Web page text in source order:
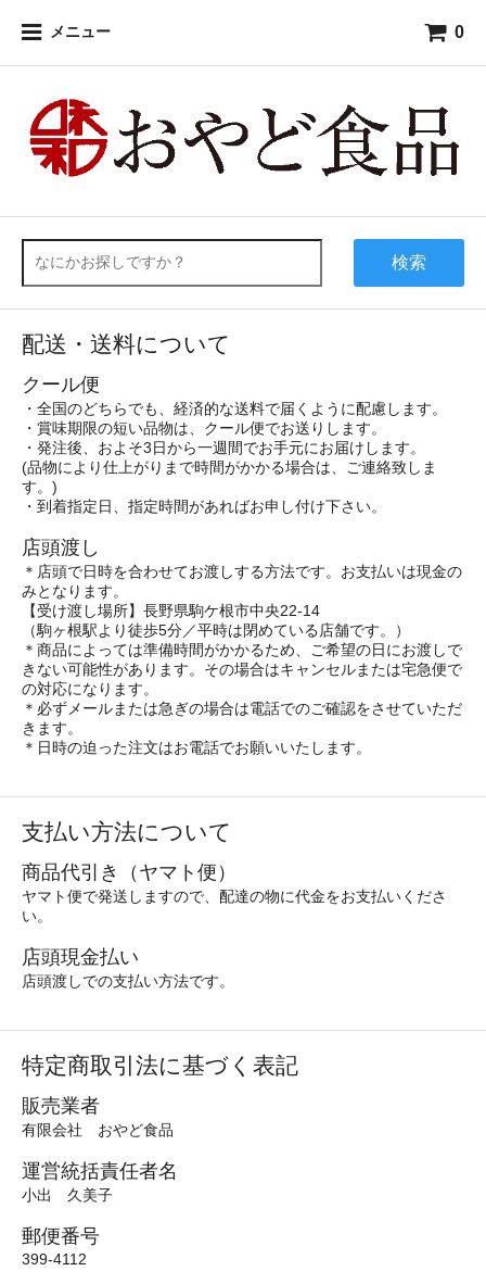
メニュー 0
検索
配送・送料について
クール便
・全国のどちらでも、経済的な送料で届くように配慮します。
・賞味期限の短い品物は、クール便でお送りします。
・発注後、およそ3日から一週間でお手元にお届けします。
(品物により仕上がりまで時間がかかる場合は、ご連絡致しま
す。)
・到着指定日、指定時間があればお申し付け下さい。
店頭渡し
＊店頭で日時を合わせてお渡しする方法です。お支払いは現金の
みとなります。
【受け渡し場所】長野県駒ケ根市中央22-14
（駒ヶ根駅より徒歩5分／平時は閉めている店舗です。）
＊商品によっては準備時間がかかるため、ご希望の日にお渡しで
きない可能性があります。その場合はキャンセルまたは宅急便で
の対応になります。
＊必ずメールまたは急ぎの場合は電話でのご確認をさせていただ
きます。
＊日時の迫った注文はお電話でお願いいたします。
支払い方法について
商品代引き（ヤマト便）
ヤマト便で発送しますので、配達の物に代金をお支払いくださ
い。
店頭現金払い
店頭渡しでの支払い方法です。
特定商取引法に基づく表記
販売業者
有限会社 おやど食品
運営統括責任者名
小出 久美子
郵便番号
399-4112